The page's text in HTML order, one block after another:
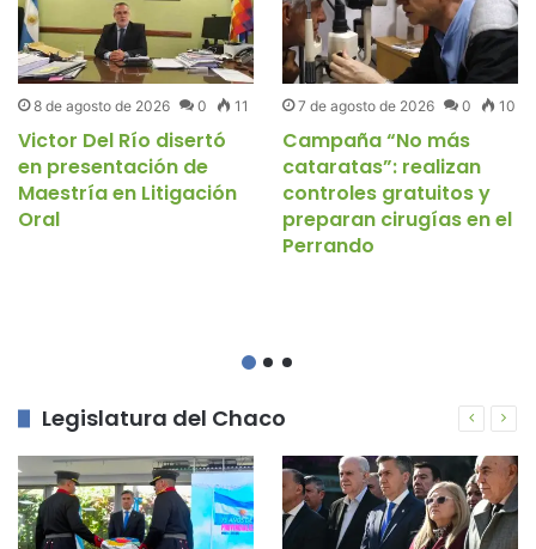
8 de agosto de 2026 0 11
Victor Del Río disertó
en presentación de
Maestría en Litigación
Oral
7 de agosto de 2026 0 10
Campaña “No más
cataratas”: realizan
controles gratuitos y
preparan cirugías en el
Perrando
Legislatura del Chaco